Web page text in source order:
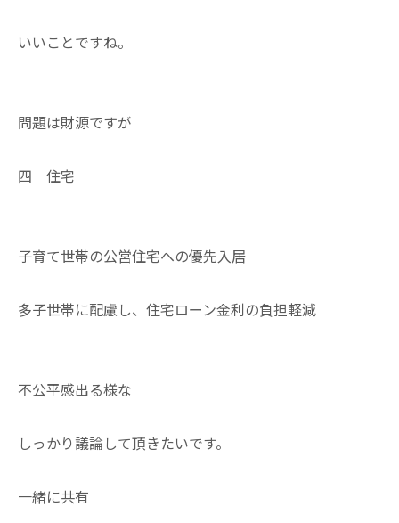
いいことですね。
問題は財源ですが
四 住宅
子育て世帯の公営住宅への優先入居
多子世帯に配慮し、住宅ローン金利の負担軽減
不公平感出る様な
しっかり議論して頂きたいです。
一緒に共有